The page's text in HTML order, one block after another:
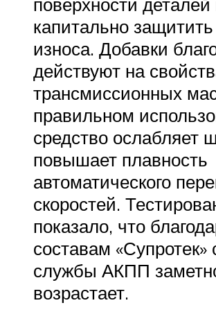
поверхности деталей
капитально
износа. Добавки
действуют на
трансмиссионных
правильном
средство ослабляет
повышает плавность
автоматического
скоростей.
показало, что
составам «Супротек»
службы АКПП
возрастает.